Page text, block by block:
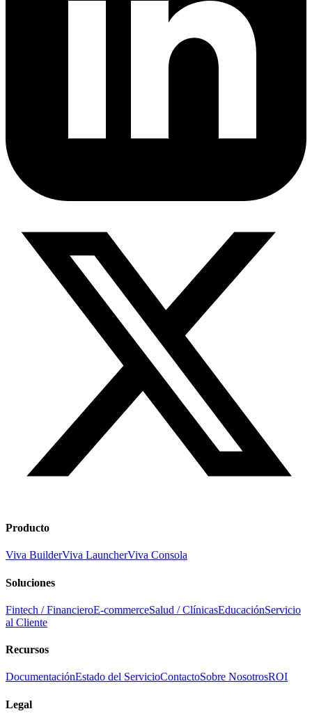
Producto
Viva BuilderViva LauncherViva Consola
Soluciones
Fintech / FinancieroE-commerceSalud / ClínicasEducaciónServicio
al Cliente
Recursos
DocumentaciónEstado del ServicioContactoSobre NosotrosROI
Legal